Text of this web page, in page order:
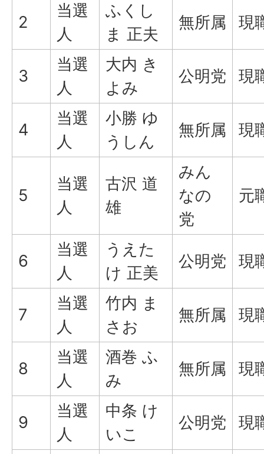
2
当選
人
ふくし
ま 正夫
無所属 現
3
当選
人
大内 き
よみ
公明党 現
4
当選
人
小勝 ゆ
うしん
無所属 現
5
当選
人
古沢 道
雄
みん
なの
党
元
6
当選
人
うえた
け 正美
公明党 現
7
当選
人
竹内 ま
さお
無所属 現
8
当選
人
酒巻 ふ
み
無所属 現
9
当選
人
中条 け
いこ
公明党 現